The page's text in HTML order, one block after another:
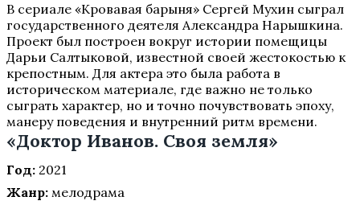
В сериале «Кровавая барыня» Сергей Мухин сыграл
государственного деятеля Александра Нарышкина.
Проект был построен вокруг истории помещицы
Дарьи Салтыковой, известной своей жестокостью к
крепостным. Для актера это была работа в
историческом материале, где важно не только
сыграть характер, но и точно почувствовать эпоху,
манеру поведения и внутренний ритм времени.
«Доктор Иванов. Своя земля»
Год: 2021
Жанр: мелодрама